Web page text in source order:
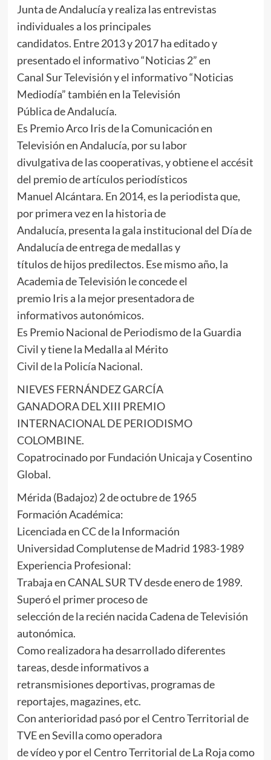
Junta de Andalucía y realiza las entrevistas
individuales a los principales
candidatos. Entre 2013 y 2017 ha editado y
presentado el informativo “Noticias 2” en
Canal Sur Televisión y el informativo “Noticias
Mediodía” también en la Televisión
Pública de Andalucía.
Es Premio Arco Iris de la Comunicación en
Televisión en Andalucía, por su labor
divulgativa de las cooperativas, y obtiene el accésit
del premio de artículos periodísticos
Manuel Alcántara. En 2014, es la periodista que,
por primera vez en la historia de
Andalucía, presenta la gala institucional del Día de
Andalucía de entrega de medallas y
títulos de hijos predilectos. Ese mismo año, la
Academia de Televisión le concede el
premio Iris a la mejor presentadora de
informativos autonómicos.
Es Premio Nacional de Periodismo de la Guardia
Civil y tiene la Medalla al Mérito
Civil de la Policía Nacional.
NIEVES FERNÁNDEZ GARCÍA
GANADORA DEL XIII PREMIO
INTERNACIONAL DE PERIODISMO
COLOMBINE.
Copatrocinado por Fundación Unicaja y Cosentino
Global.
Mérida (Badajoz) 2 de octubre de 1965
Formación Académica:
Licenciada en CC de la Información
Universidad Complutense de Madrid 1983-1989
Experiencia Profesional:
Trabaja en CANAL SUR TV desde enero de 1989.
Superó el primer proceso de
selección de la recién nacida Cadena de Televisión
autonómica.
Como realizadora ha desarrollado diferentes
tareas, desde informativos a
retransmisiones deportivas, programas de
reportajes, magazines, etc.
Con anterioridad pasó por el Centro Territorial de
TVE en Sevilla como operadora
de vídeo y por el Centro Territorial de La Roja como